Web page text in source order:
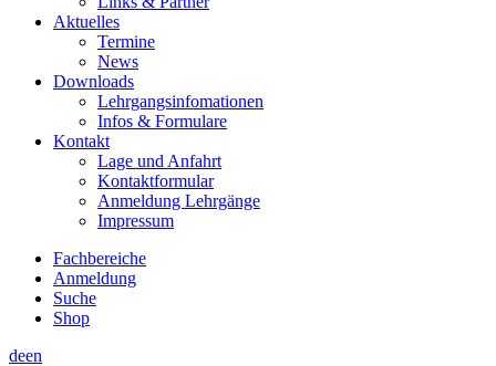
Aktuelles
Termine
News
Downloads
Lehrgangsinfomationen
Infos & Formulare
Kontakt
Lage und Anfahrt
Kontaktformular
Anmeldung Lehrgänge
Impressum
Fachbereiche
Anmeldung
Suche
Shop
deen